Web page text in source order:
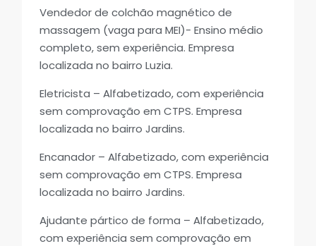
Vendedor de colchão magnético de
massagem (vaga para MEI)- Ensino médio
completo, sem experiência. Empresa
localizada no bairro Luzia.
Eletricista – Alfabetizado, com experiência
sem comprovação em CTPS. Empresa
localizada no bairro Jardins.
Encanador – Alfabetizado, com experiência
sem comprovação em CTPS. Empresa
localizada no bairro Jardins.
Ajudante pártico de forma – Alfabetizado,
com experiência sem comprovação em